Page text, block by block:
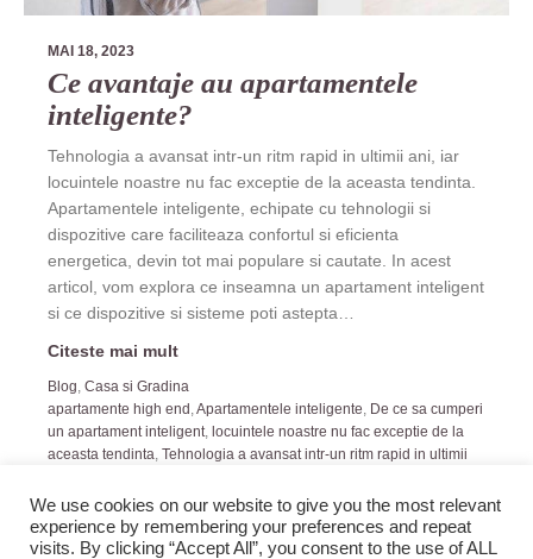
MAI 18, 2023
Ce avantaje au apartamentele
inteligente?
Tehnologia a avansat intr-un ritm rapid in ultimii ani, iar
locuintele noastre nu fac exceptie de la aceasta tendinta.
Apartamentele inteligente, echipate cu tehnologii si
dispozitive care faciliteaza confortul si eficienta
energetica, devin tot mai populare si cautate. In acest
articol, vom explora ce inseamna un apartament inteligent
si ce dispozitive si sisteme poti astepta…
Citeste mai mult
Blog, Casa si Gradina
apartamente high end ,Apartamentele inteligente, De ce sa cumperi
un apartament inteligent, locuintele noastre nu fac exceptie de la
aceasta tendinta, Tehnologia a avansat intr-un ritm rapid in ultimii
We use cookies on our website to give you the most relevant
experience by remembering your preferences and repeat
visits. By clicking “Accept All”, you consent to the use of ALL